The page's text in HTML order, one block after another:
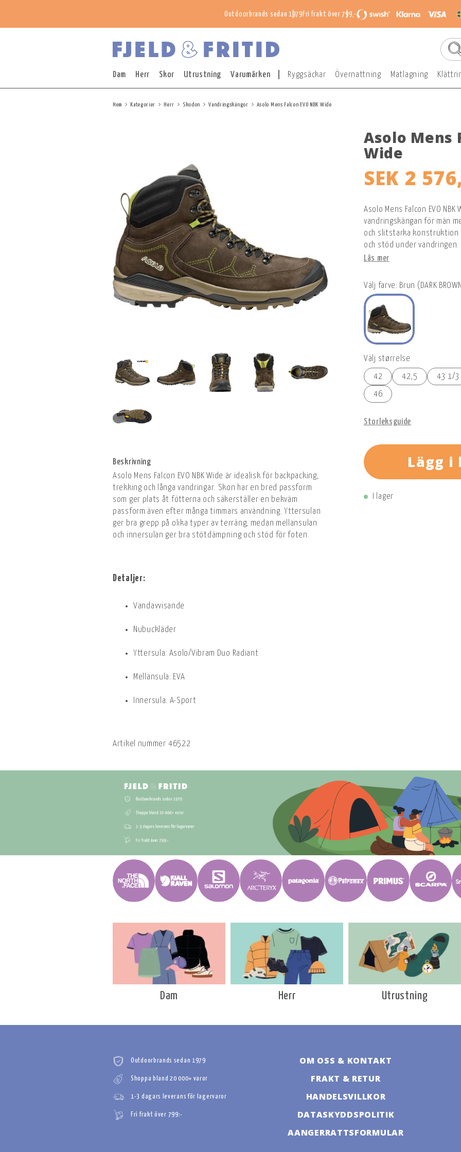
Outdoorbrands sedan 1979 Fri frakt över 799,-
Dam Herr Skor Utrustning Varumärken Ryggsäckar Övernattning Matlagning
Hem Kategorier Herr Skodon Vandringskängor Asolo Mens Falcon EVO NBK Wide
Beskrivning
Asolo Mens Falcon EVO NBK Wide är idealisk för backpacking,
trekking och långa vandringar. Skon har en bred passform
som ger plats åt fötterna och säkerställer en bekväm
passform även efter många timmars användning. Yttersulan
ger bra grepp på olika typer av terräng, medan mellansulan
och innersulan ger bra stötdämpning och stöd för foten.
Detaljer:
Vandavvisande
Nubuckläder
Yttersula: Asolo/Vibram Duo Radiant
Mellansula: EVA
Innersula: A-Sport
Artikel nummer 46522
Asolo Mens
Wide
SEK 2
Asolo Mens Falcon EVO
vandringskängan för män
och slitstarka konstruktion
och stöd under vandringen.
Läs mer
Välj farve: Brun (DARK
Välj størrelse
42 42,5 43 1/3
46
Storleksguide
Lägg i
I lager
Dam Herr Utrustning
Outdoorbrands sedan 1979
Shoppa bland 20 000+ varor
1-3 dagars leverans för lagervaror
Fri frakt över 799:-
OM OSS & KONTAKT
FRAKT & RETUR
HANDELSVILLKOR
DATASKYDDSPOLITIK
AANGERRATTSFORMULAR